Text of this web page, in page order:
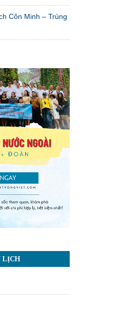
Côn Minh – Trùng
LỊCH